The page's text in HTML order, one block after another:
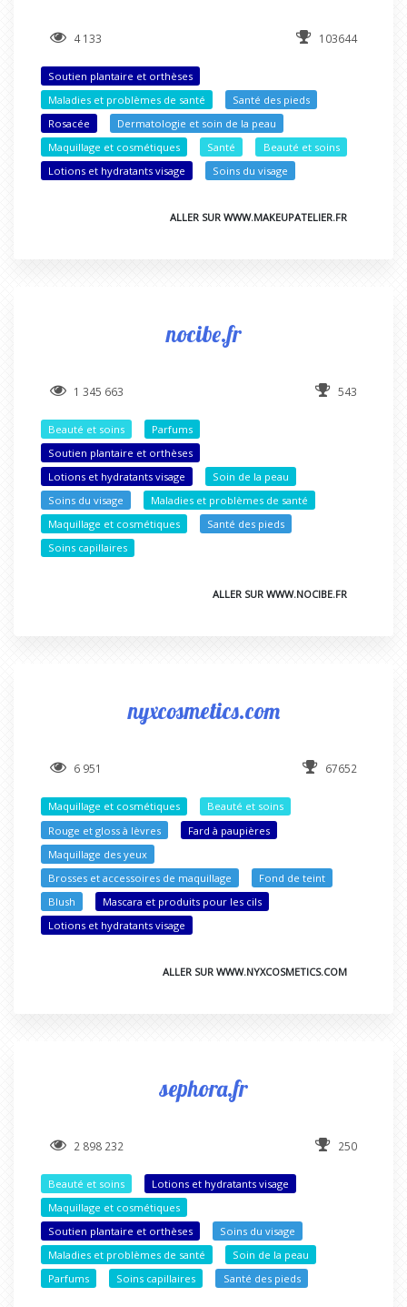
4 133 103644
Soutien plantaire et orthèses
Maladies et problèmes de santé
Santé des pieds
Rosacée
Dermatologie et soin de la peau
Maquillage et cosmétiques
Santé
Beauté et soins
Lotions et hydratants visage
Soins du visage
ALLER SUR WWW.MAKEUPATELIER.FR
nocibe.fr
1 345 663 543
Beauté et soins
Parfums
Soutien plantaire et orthèses
Lotions et hydratants visage
Soin de la peau
Soins du visage
Maladies et problèmes de santé
Maquillage et cosmétiques
Santé des pieds
Soins capillaires
ALLER SUR WWW.NOCIBE.FR
nyxcosmetics.com
6 951 67652
Maquillage et cosmétiques
Beauté et soins
Rouge et gloss à lèvres
Fard à paupières
Maquillage des yeux
Brosses et accessoires de maquillage
Fond de teint
Blush
Mascara et produits pour les cils
Lotions et hydratants visage
ALLER SUR WWW.NYXCOSMETICS.COM
sephora.fr
2 898 232 250
Beauté et soins
Lotions et hydratants visage
Maquillage et cosmétiques
Soutien plantaire et orthèses
Soins du visage
Maladies et problèmes de santé
Soin de la peau
Parfums
Soins capillaires Santé des pieds